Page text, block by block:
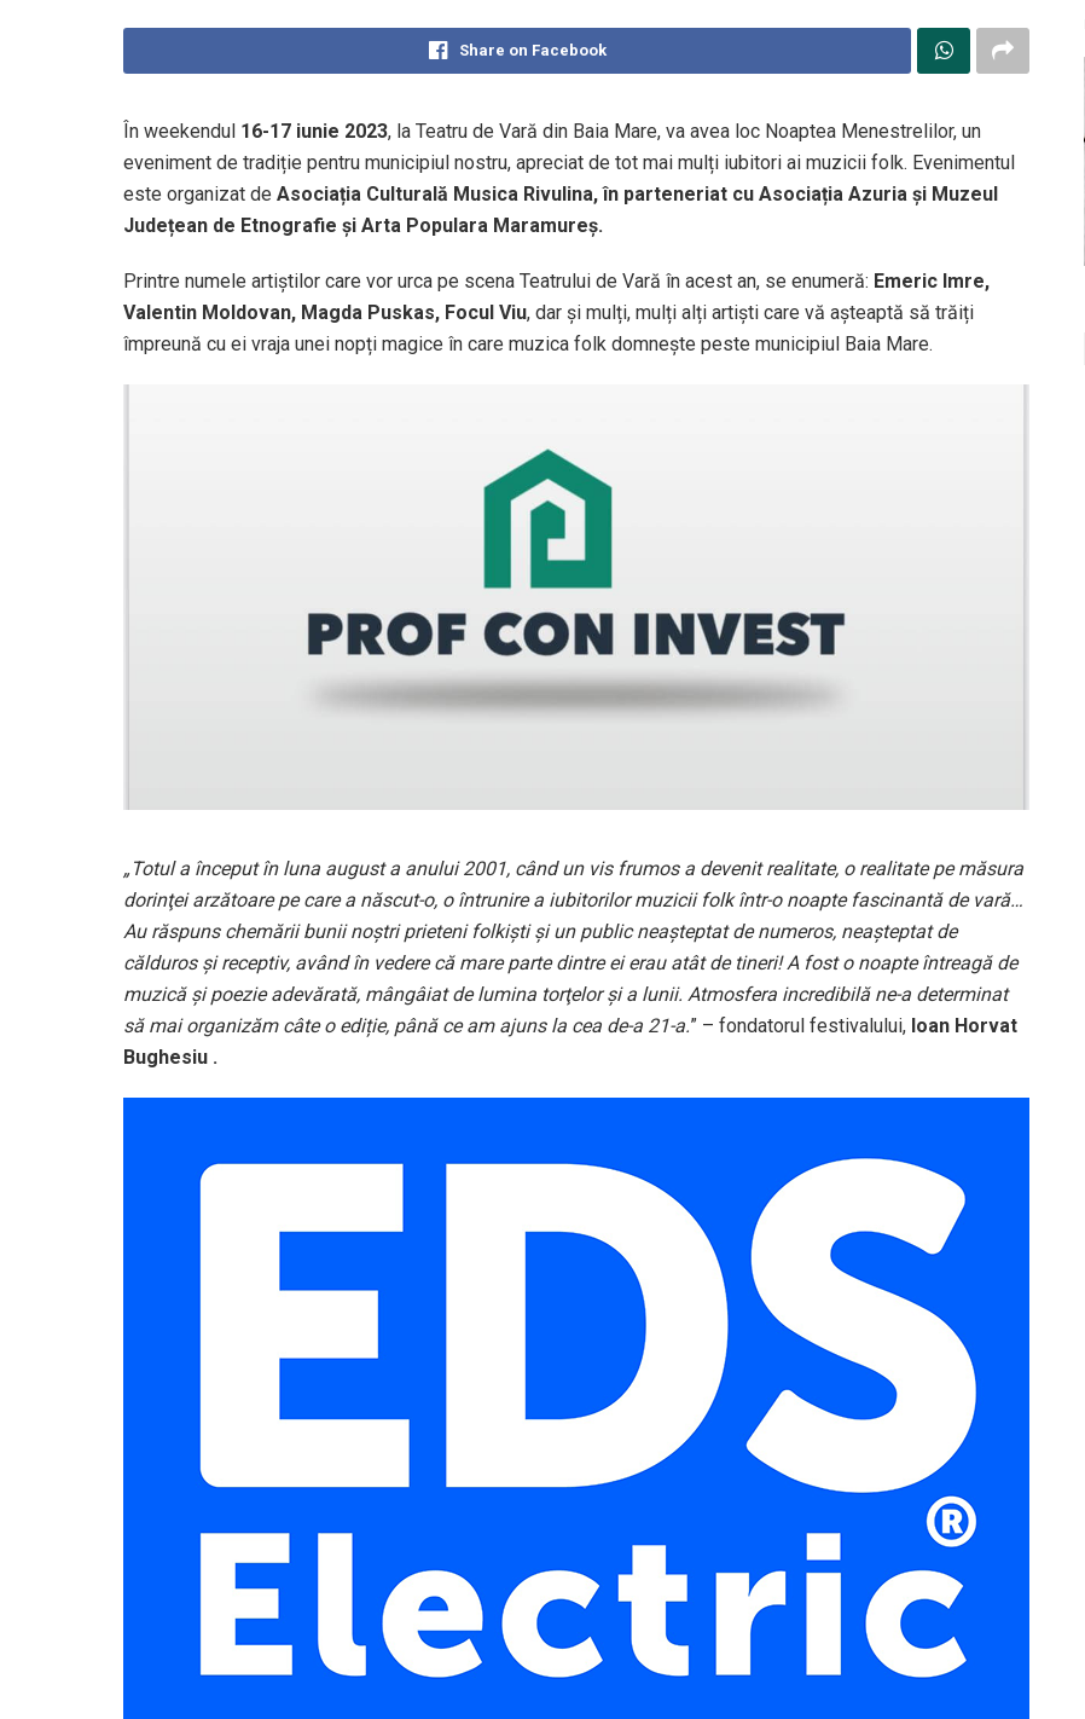
Share on Facebook
În weekendul 16-17 iunie 2023, la Teatru de Vară din Baia Mare, va avea loc Noaptea Menestrelilor, un
eveniment de tradiție pentru municipiul nostru, apreciat de tot mai mulți iubitori ai muzicii folk. Evenimentul
este organizat de Asociația Culturală Musica Rivulina, în parteneriat cu Asociația Azuria și Muzeul
Județean de Etnografie și Arta Populara Maramureș.
Printre numele artiștilor care vor urca pe scena Teatrului de Vară în acest an, se enumeră: Emeric Imre,
Valentin Moldovan, Magda Puskas, Focul Viu, dar și mulți, mulți alți artiști care vă așteaptă să trăiți
împreună cu ei vraja unei nopți magice în care muzica folk domnește peste municipiul Baia Mare.
„Totul a început în luna august a anului 2001, când un vis frumos a devenit realitate, o realitate pe măsura
dorinţei arzătoare pe care a născut-o, o întrunire a iubitorilor muzicii folk într-o noapte fascinantă de vară…
Au răspuns chemării bunii noştri prieteni folkişti şi un public neaşteptat de numeros, neașteptat de
călduros şi receptiv, având în vedere că mare parte dintre ei erau atât de tineri! A fost o noapte întreagă de
muzică şi poezie adevărată, mângâiat de lumina torţelor şi a lunii. Atmosfera incredibilă ne-a determinat
să mai organizăm câte o ediție, până ce am ajuns la cea de-a 21-a.” – fondatorul festivalului, Ioan Horvat
Bughesiu .